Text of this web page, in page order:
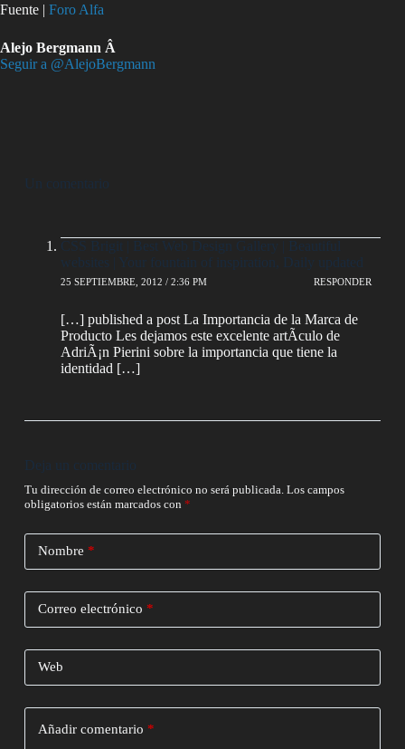
Fuente | Foro Alfa
Alejo Bergmann Â
Seguir a @AlejoBergmann
Un comentario
CSS Brigit | Best Web Design Gallery | Beautiful
websites | Your fountain of inspiration, Daily updated
25 SEPTIEMBRE, 2012 / 2:36 PM RESPONDER
[…] published a post La Importancia de la Marca de
Producto Les dejamos este excelente artÃ­culo de
AdriÃ¡n Pierini sobre la importancia que tiene la
identidad […]
Deja un comentario
Tu dirección de correo electrónico no será publicada. Los campos
obligatorios están marcados con *
Nombre *
Correo electrónico *
Web
Añadir comentario *